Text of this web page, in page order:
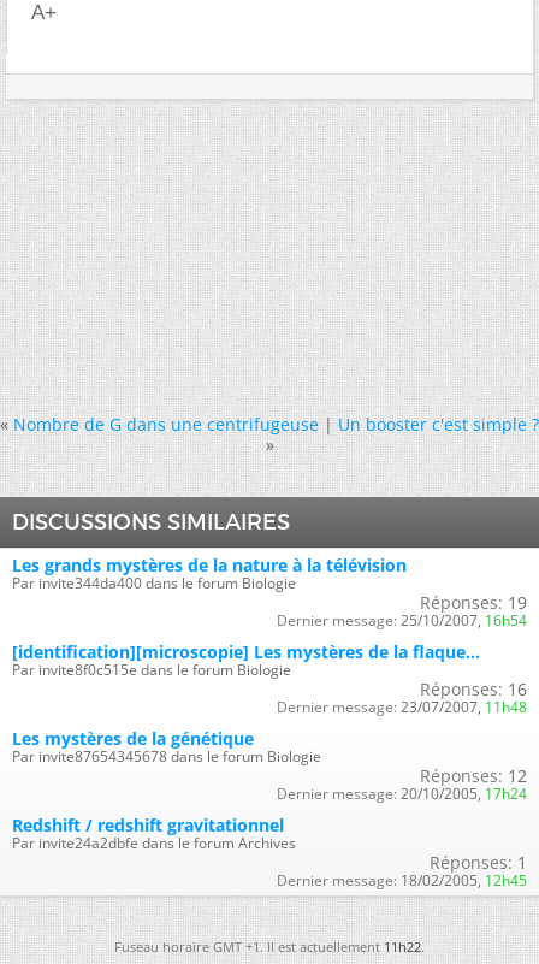
A+
« Nombre de G dans une centrifugeuse|Un booster c'est simple ?
»
DISCUSSIONS SIMILAIRES
Les grands mystères de la nature à la télévision
Par invite344da400 dans le forum Biologie
Réponses: 19
Dernier message: 25/10/2007, 16h54
[identification][microscopie] Les mystères de la flaque...
Par invite8f0c515e dans le forum Biologie
Réponses: 16
Dernier message: 23/07/2007, 11h48
Les mystères de la génétique
Par invite87654345678 dans le forum Biologie
Réponses: 12
Dernier message: 20/10/2005, 17h24
Redshift / redshift gravitationnel
Par invite24a2dbfe dans le forum Archives
Réponses: 1
Dernier message: 18/02/2005, 12h45
Fuseau horaire GMT +1. Il est actuellement11h22.